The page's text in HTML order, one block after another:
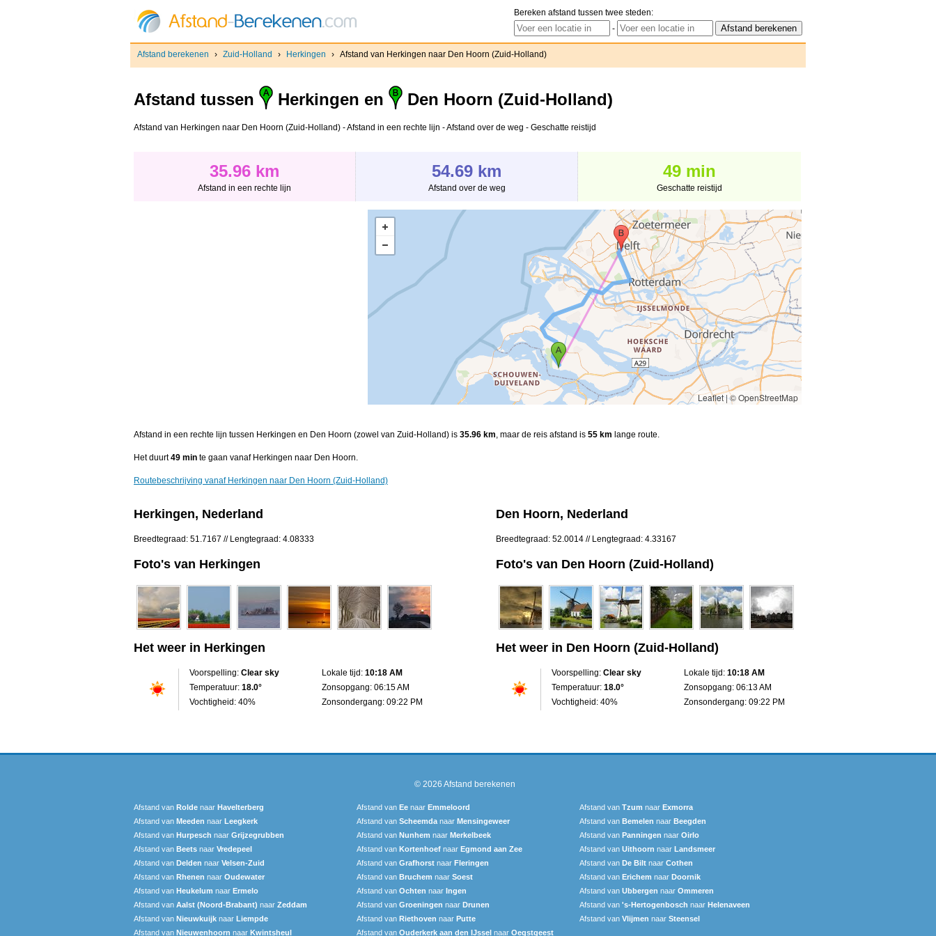
Bereken afstand tussen twee steden:
-
Afstand berekenen › Zuid-Holland › Herkingen › Afstand van Herkingen naar Den Hoorn (Zuid-Holland)
Afstand tussen Herkingen en Den Hoorn (Zuid-Holland)
Afstand van Herkingen naar Den Hoorn (Zuid-Holland) - Afstand in een rechte lijn - Afstand over de weg - Geschatte reistijd
35.96 km
Afstand in een rechte lijn
54.69 km
Afstand over de weg
49 min
Geschatte reistijd
Leaflet|© OpenStreetMap
Afstand in een rechte lijn tussen Herkingen en Den Hoorn (zowel van Zuid-Holland) is 35.96 km, maar de reis afstand is 55 km lange route.
Het duurt49 min te gaan vanaf Herkingen naar Den Hoorn.
Routebeschrijving vanaf Herkingen naar Den Hoorn (Zuid-Holland)
Herkingen, Nederland
Breedtegraad: 51.7167 // Lengtegraad: 4.08333
Foto's van Herkingen
Het weer in Herkingen
Voorspelling: Clear sky
Temperatuur: 18.0°
Vochtigheid: 40%
Lokale tijd: 10:18 AM
Zonsopgang: 06:15 AM
Zonsondergang: 09:22 PM
Den Hoorn, Nederland
Breedtegraad: 52.0014 // Lengtegraad: 4.33167
Foto's van Den Hoorn (Zuid-Holland)
Het weer in Den Hoorn (Zuid-Holland)
Voorspelling: Clear sky
Temperatuur: 18.0°
Vochtigheid: 40%
Lokale tijd: 10:18 AM
Zonsopgang: 06:13 AM
Zonsondergang: 09:22 PM
© 2026 Afstand berekenen
Afstand van Rolde naar Havelterberg Afstand van Ee naar Emmeloord Afstand van Tzum naar Exmorra
Afstand van Meeden naar Leegkerk Afstand van Scheemda naar Mensingeweer Afstand van Bemelen naar Beegden
Afstand van Hurpesch naar Grijzegrubben Afstand van Nunhem naar Merkelbeek Afstand van Panningen naar Oirlo
Afstand van Beets naar Vredepeel Afstand van Kortenhoef naar Egmond aan Zee Afstand van Uithoorn naar Landsmeer
Afstand van Delden naar Velsen-Zuid Afstand van Grafhorst naar Fleringen Afstand van De Bilt naar Cothen
Afstand van Rhenen naar Oudewater Afstand van Bruchem naar Soest Afstand van Erichem naar Doornik
Afstand van Heukelum naar Ermelo Afstand van Ochten naar Ingen Afstand van Ubbergen naar Ommeren
Afstand van Aalst (Noord-Brabant) naar Zeddam Afstand van Groeningen naar Drunen Afstand van 's-Hertogenbosch naar Helenaveen
Afstand van Nieuwkuijk naar Liempde Afstand van Riethoven naar Putte Afstand van Vlijmen naar Steensel
Afstand van Nieuwenhoorn naar Kwintsheul Afstand van Ouderkerk aan den IJssel naar Oegstgeest